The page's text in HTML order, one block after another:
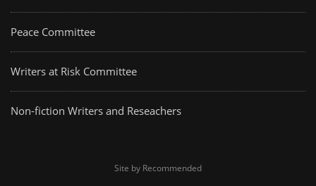
Peace Committee
Writers at Risk Committee
Non-fiction Writers and Reseachers
Site by Recommended